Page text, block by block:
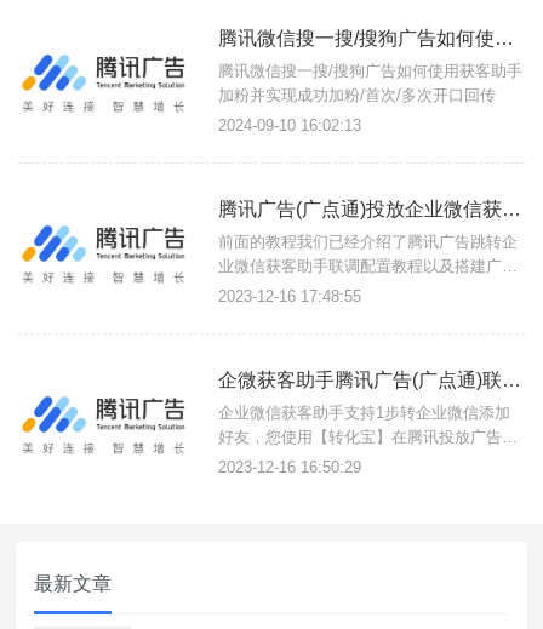
腾讯微信搜一搜/搜狗广告如何使用获客助手加粉并实现成功加粉/首次/多次开口回传？
腾讯微信搜一搜/搜狗广告如何使用获客助手
加粉并实现成功加粉/首次/多次开口回传
2024-09-10 16:02:13
腾讯广告(广点通)投放企业微信获客助手OCPC成功加粉/首次开口回传
前面的教程我们已经介绍了腾讯广告跳转企
业微信获客助手联调配置教程以及搭建广告
落地页，接下来开始进入投放教程，则您可
微信朋友圈小程序等广告、QQ浏览器腾讯
短跳转链路提示推广转化率，最终大幅降低
推广成本。{转化宝}腾讯广告
2023-12-16 17:48:55
企微获客助手腾讯广告(广点通)联调转化回传配置教程
企业微信获客助手支持1步转企业微信添加
好友，您使用【转化宝】在腾讯投放广告
时；可以实现好友申请、成功加粉、首次开
2023-12-16 16:50:29
最新文章